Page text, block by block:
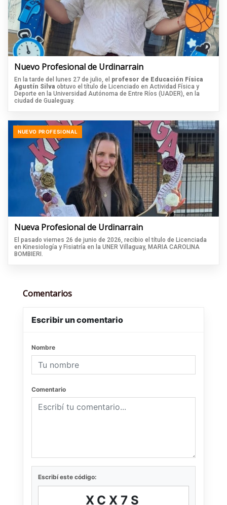
Nuevo Profesional de Urdinarrain
En la tarde del lunes 27 de julio, el profesor de Educación Física
Agustín Silva obtuvo el título de Licenciado en Actividad Física y
Deporte en la Universidad Autónoma de Entre Ríos (UADER), en la
ciudad de Gualeguay.
NUEVO PROFESIONAL
Nueva Profesional de Urdinarrain
El pasado viernes 26 de junio de 2026, recibio el título de Licenciada
en Kinesiología y Fisiatría en la UNER Villaguay, MARIA CAROLINA
BOMBIERI.
Comentarios
Escribir un comentario
Nombre
Comentario
Escribí este código:
XCX7S